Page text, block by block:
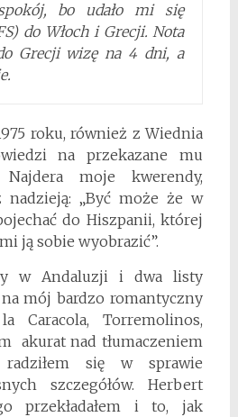
bo udało mi się
do Włoch i Grecji. Nota
Grecji wizę na 4 dni, a
roku, również z Wiednia
na przekazane mu
Najdera moje kwerendy,
nadzieją: „Być może że w
do Hiszpanii, której
ją sobie wyobrazić”.
w Andaluzji i dwa listy
mój bardzo romantyczny
Caracola, Torremolinos,
akurat nad tłumaczeniem
się w sprawie
szczegółów. Herbert
przekładałem i to, jak